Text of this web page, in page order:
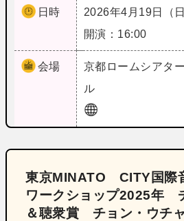
日時
2026年4月19日（日
開演：16:00
会場 京都 ロームシアタ
ル
東京MINATO CITY国際
ワークショップ2025年
＆聴衆賞 チョン・ウチ